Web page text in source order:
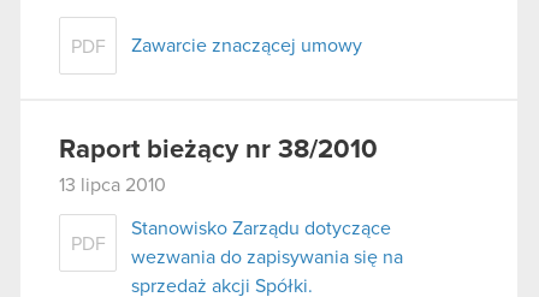
PDF Zawarcie znaczącej umowy
Raport bieżący nr 38/2010
13 lipca 2010
PDF
Stanowisko Zarządu dotyczące
wezwania do zapisywania się na
sprzedaż akcji Spółki.